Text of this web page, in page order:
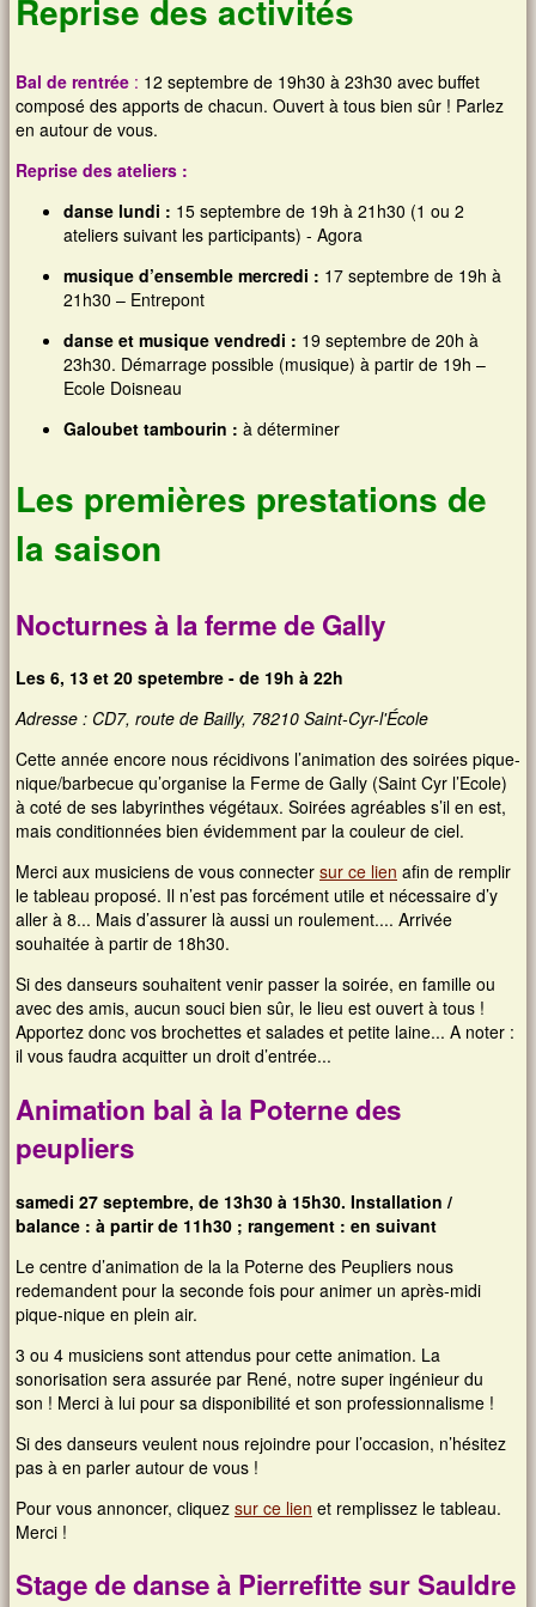
Reprise des activités
Bal de rentrée : 12 septembre de 19h30 à 23h30 avec buffet
composé des apports de chacun. Ouvert à tous bien sûr ! Parlez
en autour de vous.
Reprise des ateliers :
danse lundi : 15 septembre de 19h à 21h30 (1 ou 2
ateliers suivant les participants) - Agora
musique d’ensemble mercredi : 17 septembre de 19h à
21h30 – Entrepont
danse et musique vendredi : 19 septembre de 20h à
23h30. Démarrage possible (musique) à partir de 19h –
Ecole Doisneau
Galoubet tambourin : à déterminer
Les premières prestations de
la saison
Nocturnes à la ferme de Gally
Les 6, 13 et 20 spetembre - de 19h à 22h
Adresse : CD7, route de Bailly, 78210 Saint-Cyr-l'École
Cette année encore nous récidivons l’animation des soirées pique-
nique/barbecue qu’organise la Ferme de Gally (Saint Cyr l’Ecole)
à coté de ses labyrinthes végétaux. Soirées agréables s’il en est,
mais conditionnées bien évidemment par la couleur de ciel.
Merci aux musiciens de vous connecter sur ce lien afin de remplir
le tableau proposé. Il n’est pas forcément utile et nécessaire d’y
aller à 8... Mais d’assurer là aussi un roulement.... Arrivée
souhaitée à partir de 18h30.
Si des danseurs souhaitent venir passer la soirée, en famille ou
avec des amis, aucun souci bien sûr, le lieu est ouvert à tous !
Apportez donc vos brochettes et salades et petite laine... A noter :
il vous faudra acquitter un droit d’entrée...
Animation bal à la Poterne des
peupliers
samedi 27 septembre, de 13h30 à 15h30. Installation /
balance : à partir de 11h30 ; rangement : en suivant
Le centre d’animation de la la Poterne des Peupliers nous
redemandent pour la seconde fois pour animer un après-midi
pique-nique en plein air.
3 ou 4 musiciens sont attendus pour cette animation. La
sonorisation sera assurée par René, notre super ingénieur du
son ! Merci à lui pour sa disponibilité et son professionnalisme !
Si des danseurs veulent nous rejoindre pour l’occasion, n’hésitez
pas à en parler autour de vous !
Pour vous annoncer, cliquez sur ce lien et remplissez le tableau.
Merci !
Stage de danse à Pierrefitte sur Sauldre